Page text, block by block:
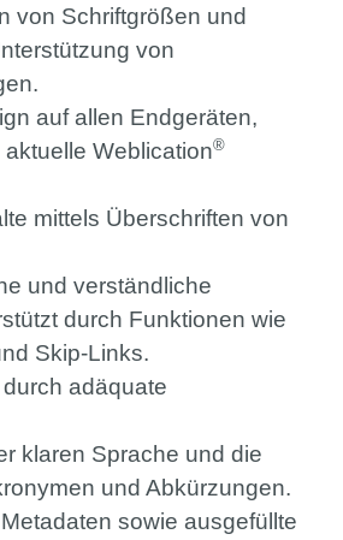
von Schriftgrößen und
von
auf allen Endgeräten,
Weblication®
mittels Überschriften von
und verständliche
durch Funktionen wie
Skip-Links.
adäquate
klaren Sprache und die
und Abkürzungen.
sowie ausgefüllte